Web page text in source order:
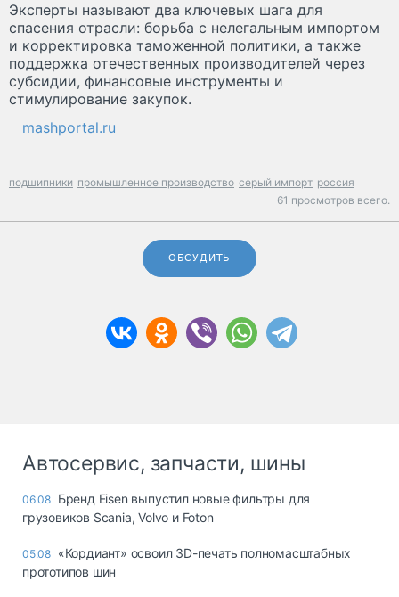
Эксперты называют два ключевых шага для
спасения отрасли: борьба с нелегальным импортом
и корректировка таможенной политики, а также
поддержка отечественных производителей через
субсидии, финансовые инструменты и
стимулирование закупок.
mashportal.ru
подшипники промышленное производство серый импорт россия
61 просмотров всего.
ОБСУДИТЬ
Автосервис, запчасти, шины
06.08 Бренд Eisen выпустил новые фильтры для
грузовиков Scania, Volvo и Foton
05.08 «Кордиант» освоил 3D-печать полномасштабных
прототипов шин